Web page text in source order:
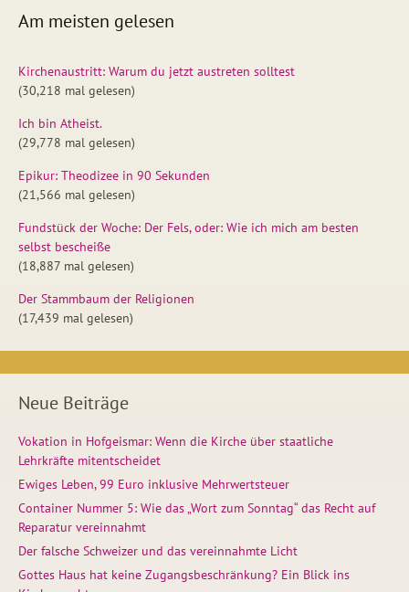
Am meisten gelesen
Kirchenaustritt: Warum du jetzt austreten solltest
(30,218 mal gelesen)
Ich bin Atheist.
(29,778 mal gelesen)
Epikur: Theodizee in 90 Sekunden
(21,566 mal gelesen)
Fundstück der Woche: Der Fels, oder: Wie ich mich am besten
selbst bescheiße
(18,887 mal gelesen)
Der Stammbaum der Religionen
(17,439 mal gelesen)
Neue Beiträge
Vokation in Hofgeismar: Wenn die Kirche über staatliche
Lehrkräfte mitentscheidet
Ewiges Leben, 99 Euro inklusive Mehrwertsteuer
Container Nummer 5: Wie das „Wort zum Sonntag“ das Recht auf
Reparatur vereinnahmt
Der falsche Schweizer und das vereinnahmte Licht
Gottes Haus hat keine Zugangsbeschränkung? Ein Blick ins